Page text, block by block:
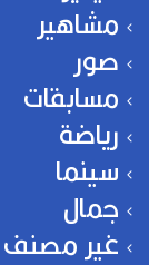
مشاهير
صور
مسابقات
رياضة
سينما
جمال
غير مصنف